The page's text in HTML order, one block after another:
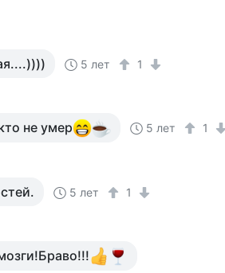
5 лет 1
не умер 5 лет 1
5 лет 1